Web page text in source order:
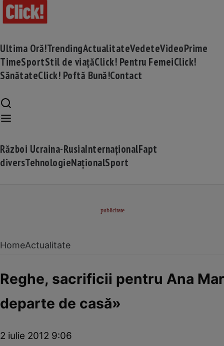
Ultima Oră!TrendingActualitateVedeteVideoPrime
TimeSportStil de viațăClick! Pentru FemeiClick!
SănătateClick! Poftă Bună!Contact
Război Ucraina-RusiaInternaționalFapt
diversTehnologieNaționalSport
HomeActualitate
Reghe, sacrificii pentru Ana
departe de casă»
2 iulie 2012 9:06